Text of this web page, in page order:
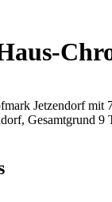
Jetzendorf mit
Gesamtgrund 9